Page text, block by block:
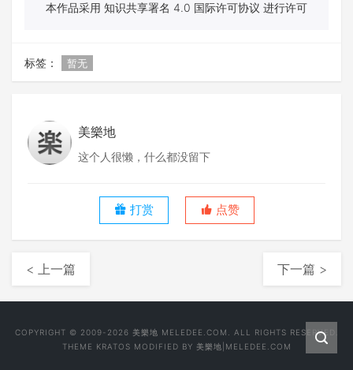
本作品采用 知识共享署名 4.0 国际许可协议 进行许可
标签： 暂无
美樂地
这个人很懒，什么都没留下
打赏 点赞
< 上一篇 下一篇 >
COPYRIGHT © 2009-2026 美樂地 MELEDEE.COM. ALL RIGHTS RESERVED.
THEME KRATOS MODIFIED BY 美樂地|MELEDEE.COM